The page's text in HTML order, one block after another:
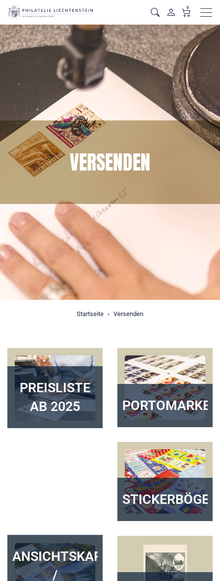
0
VERSENDEN
Startseite Versenden
PREISLISTE
AB 2025
PORTOMARKEN
STICKERBÖGEN
ANSICHTSKARTEN
/